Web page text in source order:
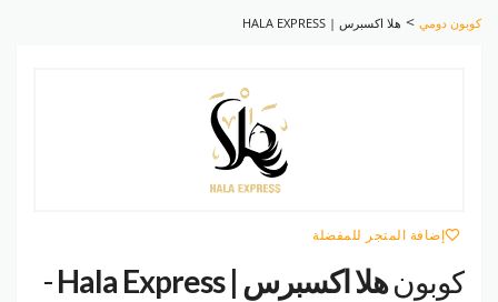
كوبون دومي > هلا اكسبرس | HALA EXPRESS
إضافة المتجر للمفضلة
كوبونهلا اكسبرس | Hala Express
-